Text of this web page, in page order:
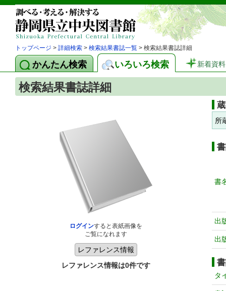
トップページ > 詳細検索 > 検索結果書誌一覧 > 検索結果書誌詳細
かんたん検索 いろいろ検索 新着資料
検索結果書誌詳細
ログインすると表紙画像を
ご覧になれます
レファレンス情報は0件です
所
書
出
出
タ